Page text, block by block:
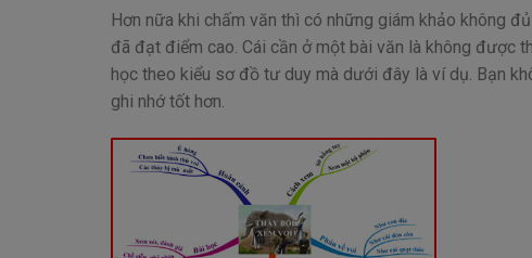
Hơn nữa khi chấm văn thì có những giám khảo không
đã đạt điểm cao. Cái cần ở một bài văn là không được
học theo kiểu sơ đồ tư duy mà dưới đây là ví dụ. Bạn
ghi nhớ tốt hơn.